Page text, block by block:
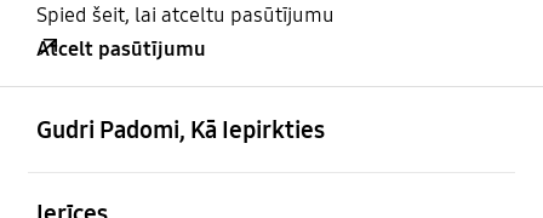
Spied šeit, lai atceltu pasūtījumu
Atcelt pasūtījumu
Gudri Padomi, Kā Iepirkties